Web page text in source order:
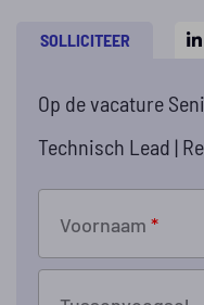
SOLLICITEER
Op de vacature
Technisch Lead |
Voornaam *